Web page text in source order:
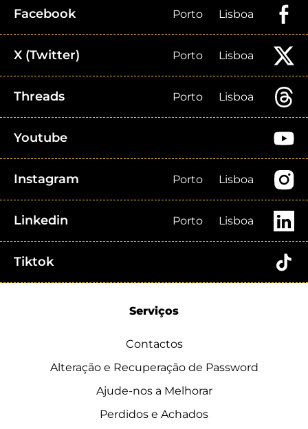
Facebook Porto Lisboa
X (Twitter) Porto Lisboa
Threads Porto Lisboa
Youtube
Instagram Porto Lisboa
Linkedin Porto Lisboa
Tiktok
Serviços
Contactos
Alteração e Recuperação de Password
Ajude-nos a Melhorar
Perdidos e Achados